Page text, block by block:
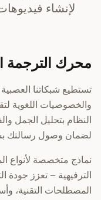
لإنشاء
محرك الترجمة
تستطيع شبكاتنا العصبية
والخصوصيات اللغوية
النظام بتحليل الجمل
لضمان وصول رسالتك
نماذج متخصصة لأنواع
الترفيهية – تعزز جودة
المصطلحات التقنية،